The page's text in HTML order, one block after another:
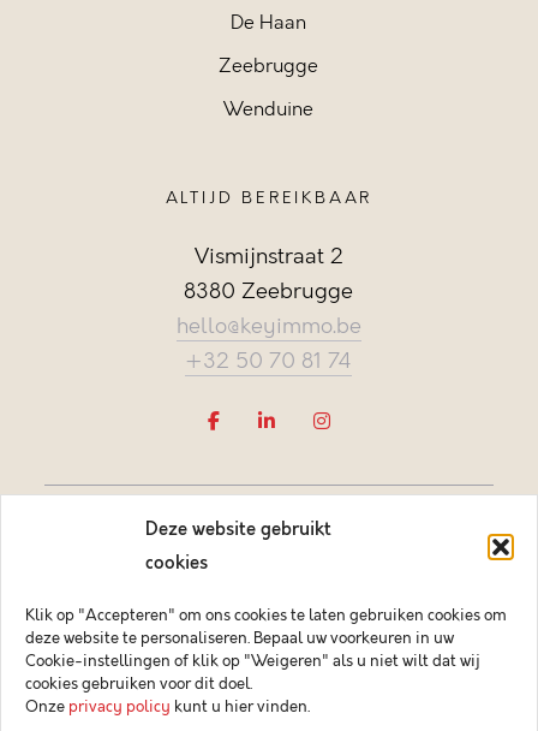
Deze website gebruikt
cookies
Klik op "Accepteren" om ons cookies te laten gebruiken cookies om
deze website te personaliseren. Bepaal uw voorkeuren in uw
Cookie-instellingen of klik op "Weigeren" als u niet wilt dat wij
cookies gebruiken voor dit doel.
Onze privacy policy kunt u hier vinden.
De Haan
Zeebrugge
Wenduine
ALTIJD BEREIKBAAR
Vismijnstraat 2
8380 Zeebrugge
hello@keyimmo.be
+32 50 70 81 74
Vastgoedmakelaar-bemiddelaar BIV België BIV 505084
Ondernemingsnummer BTW-BE 0878.744.081 BA &
borgstelling via NV AXA Belgium (polisnr. 730.390.160)